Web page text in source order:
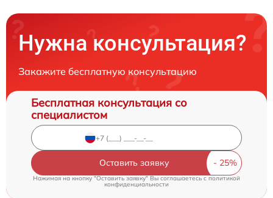
Нужна консультация?
Закажите бесплатную консультацию
Бесплатная консультация со
специалистом
Оставить заявку
Нажимая на кнопку "Оставить заявку" Вы соглашаетесь c политикой
конфиденциальности